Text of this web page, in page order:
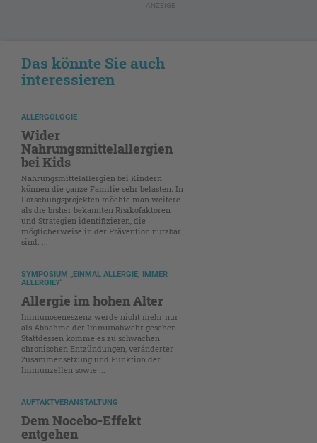
- ANZEIGE -
Das könnte Sie auch
interessieren
ALLERGOLOGIE
Wider
Nahrungsmittelallergien
bei Kids
Nahrungsmittelallergien bei Kindern
können die ganze Familie sehr belasten. In
Forschungsprojekten möchte man weitere
als die bisher bekannten Risikofaktoren
und Strategien identifizieren, die
möglicherweise in der Prävention nutzbar
sind. ...
SYMPOSIUM „EINMAL ALLERGIE, IMMER
ALLERGIE?“
Allergie im hohen Alter
Immunoseneszenz werde nicht mehr nur
als Abnahme der Immunabwehr gesehen.
Stattdessen komme es zu schwachen
chronischen Entzündungen, veränderter
Zusammensetzung und Funktion der
Immunzellen sowie ...
AUFTAKTVERANSTALTUNG
Dem Nocebo-Effekt
entgehen